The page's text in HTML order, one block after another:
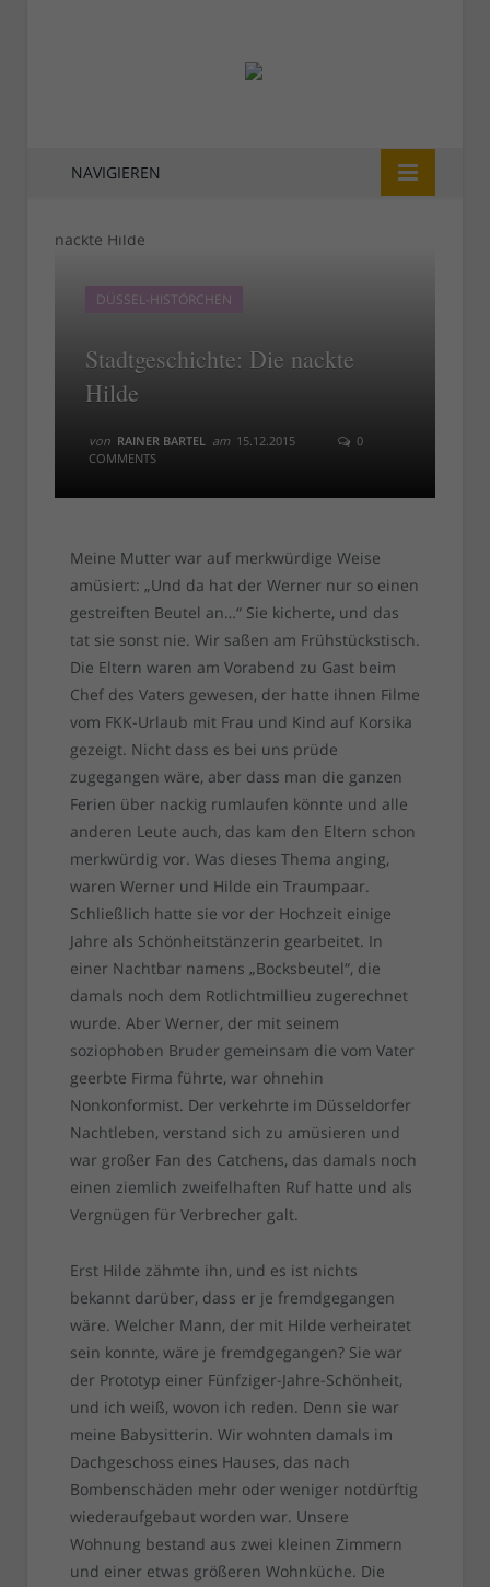
NAVIGIEREN
DÜSSEL-HISTÖRCHEN
Stadtgeschichte: Die nackte
Hilde
von RAINER BARTEL am 15.12.2015
0
COMMENTS
Meine Mutter war auf merkwürdige Weise
amüsiert: „Und da hat der Werner nur so einen
gestreiften Beutel an…“ Sie kicherte, und das
tat sie sonst nie. Wir saßen am Frühstückstisch.
Die Eltern waren am Vorabend zu Gast beim
Chef des Vaters gewesen, der hatte ihnen Filme
vom FKK-Urlaub mit Frau und Kind auf Korsika
gezeigt. Nicht dass es bei uns prüde
zugegangen wäre, aber dass man die ganzen
Ferien über nackig rumlaufen könnte und alle
anderen Leute auch, das kam den Eltern schon
merkwürdig vor. Was dieses Thema anging,
waren Werner und Hilde ein Traumpaar.
Schließlich hatte sie vor der Hochzeit einige
Jahre als Schönheitstänzerin gearbeitet. In
einer Nachtbar namens „Bocksbeutel“, die
damals noch dem Rotlichtmillieu zugerechnet
wurde. Aber Werner, der mit seinem
soziophoben Bruder gemeinsam die vom Vater
geerbte Firma führte, war ohnehin
Nonkonformist. Der verkehrte im Düsseldorfer
Nachtleben, verstand sich zu amüsieren und
war großer Fan des Catchens, das damals noch
einen ziemlich zweifelhaften Ruf hatte und als
Vergnügen für Verbrecher galt.
Erst Hilde zähmte ihn, und es ist nichts
bekannt darüber, dass er je fremdgegangen
wäre. Welcher Mann, der mit Hilde verheiratet
sein konnte, wäre je fremdgegangen? Sie war
der Prototyp einer Fünfziger-Jahre-Schönheit,
und ich weiß, wovon ich reden. Denn sie war
meine Babysitterin. Wir wohnten damals im
Dachgeschoss eines Hauses, das nach
Bombenschäden mehr oder weniger notdürftig
wiederaufgebaut worden war. Unsere
Wohnung bestand aus zwei kleinen Zimmern
und einer etwas größeren Wohnküche. Die